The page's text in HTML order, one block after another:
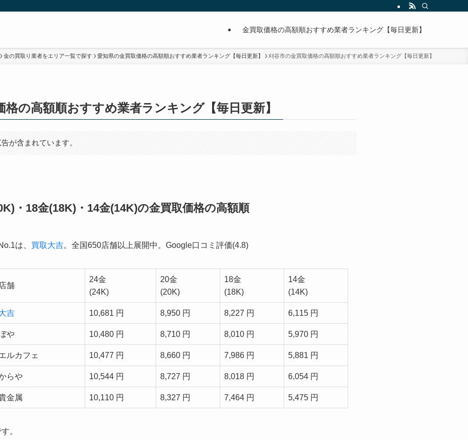
金買取価格の高額順おすすめ業者ランキング【毎日更新】
金の買取り業者をエリア一覧で探す 愛知県の金買取価格の高額順おすすめ業者ランキング【毎日更新】 刈谷市の金買取価格の高額順おすすめ業者ランキング【毎日更新】
格の高額順おすすめ業者ランキング【毎日更新】
が含まれています。
・18金(18K)・14金(14K)の金買取価格の高額順
は、 買取大吉。全国650店舗以上展開中。Google口コミ評価(4.8)
舗
24金
(24K)
20金
(20K)
18金
(18K)
14金
(14K)
吉 10,681 円 8,950 円 8,227 円 6,115 円
や 10,480 円 8,710 円 8,010 円 5,970 円
ルカフェ 10,477 円 8,660 円 7,986 円 5,881 円
らや 10,544 円 8,727 円 8,018 円 6,054 円
金属 10,110 円 8,327 円 7,464 円 5,475 円
。